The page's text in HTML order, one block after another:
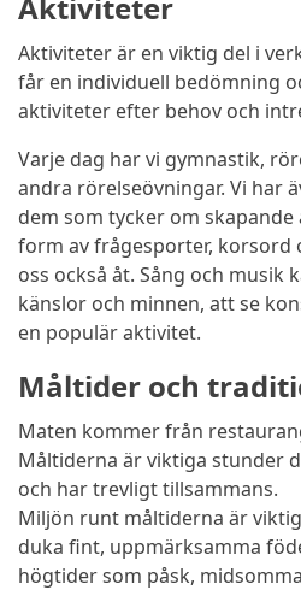
Aktiviteter
Aktiviteter är en viktig del i
får en individuell bedömning
aktiviteter efter behov och
Varje dag har vi gymnastik,
andra rörelseövningar. Vi har
dem som tycker om
form av frågesporter, korsord
oss också åt. Sång och musik
känslor och minnen, att se
en populär aktivitet.
Måltider och
Maten kommer från
Måltiderna är viktiga stunder
och har trevligt tillsammans.
Miljön runt måltiderna är
duka fint, uppmärksamma
högtider som påsk,